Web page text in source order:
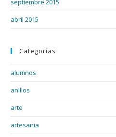
septiembre 2015
abril 2015
Categorías
alumnos
anillos
arte
artesania